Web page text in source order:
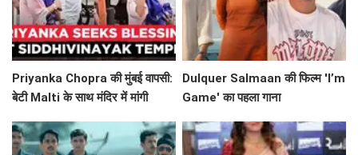
Priyanka Chopra की मुंबई वापसी:
बेटी Malti के साथ मंदिर में मांगी
Dulquer Salmaan की फिल्म 'I’m
Game' का पहला गाना